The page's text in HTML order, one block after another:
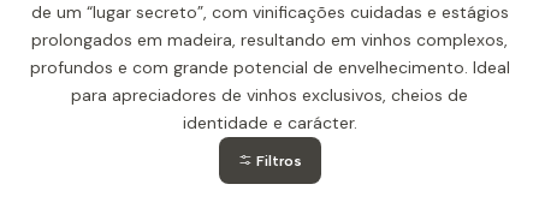
de um “lugar secreto”, com vinificações cuidadas e estágios
prolongados em madeira, resultando em vinhos complexos,
profundos e com grande potencial de envelhecimento. Ideal
para apreciadores de vinhos exclusivos, cheios de
identidade e carácter.
Filtros